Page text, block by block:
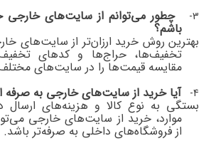
3- چطور می‌توانم از سایت‌های خارجی
باشم؟
بهترین روش خرید ارزان‌تر از سایت‌های
تخفیف‌ها، حراج‌ها و کدهای
مقایسه قیمت‌ها را در سایت‌های
4- آیا خرید از سایت‌های خارجی به
بستگی به نوع کالا و هزینه‌های ارسال
موارد، خرید از سایت‌های خارجی
از فروشگاه‌های داخلی به صرفه‌تر باشد.